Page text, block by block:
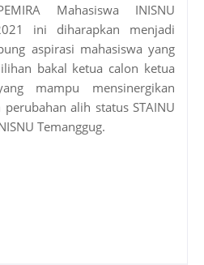
Mahasiswa INISNU
ini diharapkan menjadi
aspirasi mahasiswa yang
bakal ketua calon ketua
mampu mensinergikan
alih status STAINU
Temanggug.